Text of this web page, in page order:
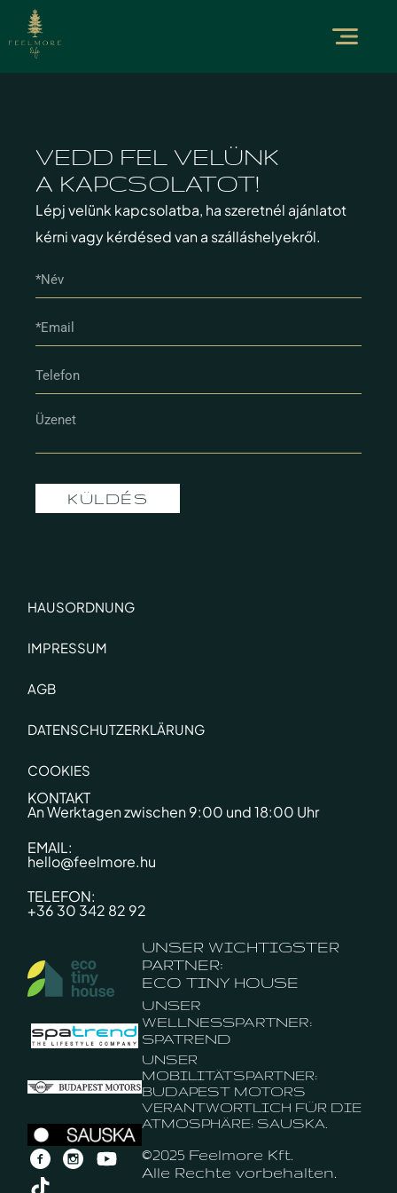
VEDD FEL VELÜNK
A KAPCSOLATOT!
Lépj velünk kapcsolatba, ha szeretnél ajánlatot
kérni vagy kérdésed van a szálláshelyekről.
KÜLDÉS
HAUSORDNUNG
IMPRESSUM
AGB
DATENSCHUTZERKLÄRUNG
COOKIES
KONTAKT
An Werktagen zwischen 9:00 und 18:00 Uhr
EMAIL:
hello@feelmore.hu
TELEFON:
+36 30 342 82 92
UNSER WICHTIGSTER
PARTNER:
ECO TINY HOUSE
UNSER
WELLNESSPARTNER:
SPATREND
UNSER
MOBILITÄTSPARTNER:
BUDAPEST MOTORS
VERANTWORTLICH FÜR DIE
ATMOSPHÄRE: SAUSKA.
©2025 Feelmore Kft.
Alle Rechte vorbehalten.